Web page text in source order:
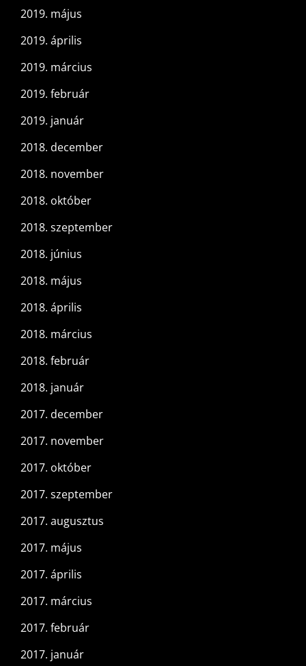
2019. május
2019. április
2019. március
2019. február
2019. január
2018. december
2018. november
2018. október
2018. szeptember
2018. június
2018. május
2018. április
2018. március
2018. február
2018. január
2017. december
2017. november
2017. október
2017. szeptember
2017. augusztus
2017. május
2017. április
2017. március
2017. február
2017. január